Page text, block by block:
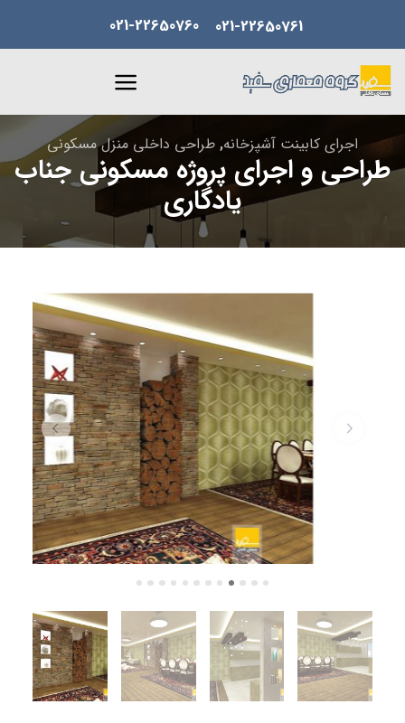
content
021-22650760 021-22650761
اجرای کابینت آشپزخانه, طراحی داخلی منزل مسکونی
طراحی و اجرای پروژه مسکونی جناب
یادگاری